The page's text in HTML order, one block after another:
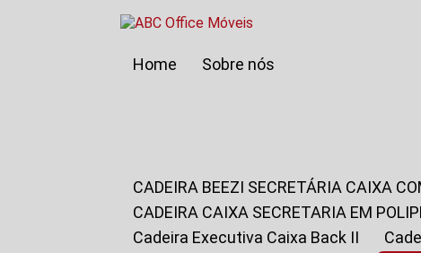
Home
Sobre nós
CADEIRA BEEZI SECRETÁRIA CAIXA
CADEIRA CAIXA SECRETARIA EM
Cadeira Executiva Caixa Back II